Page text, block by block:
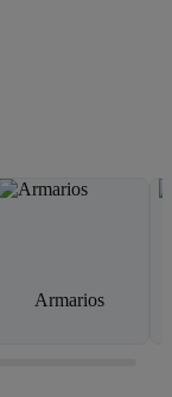
Armarios